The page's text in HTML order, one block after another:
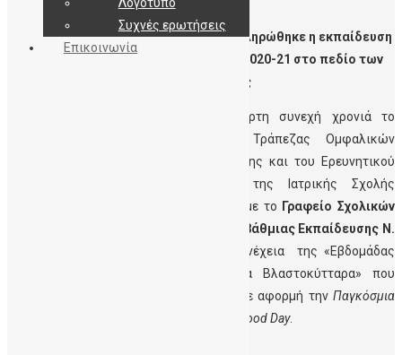
VimaKritis.gr-Ολοκληρώθηκε η εκπαίδευση
μαθητών Λυκείου για το σχολικό έτος 2020-21 στο πεδίο των
Βλαστοκυττάρων από τη ΔηΤΟΒ Κρήτης
Με επιτυχία ολοκληρώθηκε για τέταρτη συνεχή χρονιά το
εκπαιδευτικό έργο της Δημόσιας Τράπεζας Ομφαλικών
Βλαστοκυττάρων Κρήτης (ΔηΤΟΒ) Κρήτης και του Ερευνητικού
Εργαστηρίου Μελέτης Αιμοποίησης της Ιατρικής Σχολής
Πανεπιστημίου Κρήτης σε συνεργασία με το Γραφείο Σχολικών
Δραστηριοτήτων Διεύθυνσης Δευτεροβάθμιας Εκπαίδευσης Ν.
Η εκπαίδευση αποτελεί συνέχεια της «Εβδομάδας
Ενημέρωσης και Εκδηλωσεων για τα Βλαστοκύτταρα» που
πραγματοποιήθηκε το Νοέμβριο 2020 με αφορμή την Παγκόσμια
Ημέρα Ομφαλικού Αίματος – World Cord Blood Day.
Συχνές ερωτήσεις
Επικοινωνία